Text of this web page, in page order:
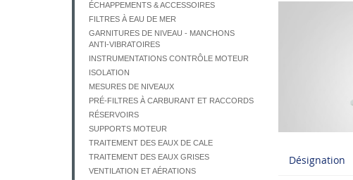
ÉCHAPPEMENTS & ACCESSOIRES
FILTRES À EAU DE MER
GARNITURES DE NIVEAU - MANCHONS
ANTI-VIBRATOIRES
INSTRUMENTATIONS CONTRÔLE MOTEUR
ISOLATION
MESURES DE NIVEAUX
PRÉ-FILTRES À CARBURANT ET RACCORDS
RÉSERVOIRS
SUPPORTS MOTEUR
TRAITEMENT DES EAUX DE CALE
TRAITEMENT DES EAUX GRISES
VENTILATION ET AÉRATIONS
Désignation